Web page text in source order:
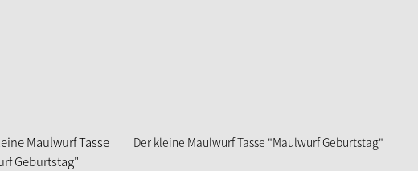
Der kleine Maulwurf Tasse "Maulwurf Geburtstag"